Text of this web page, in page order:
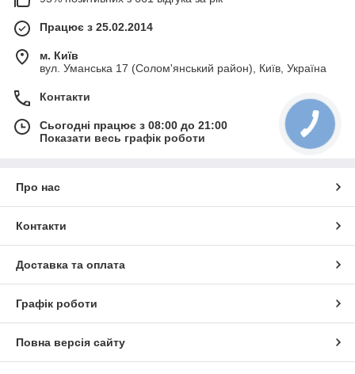
Працює з 25.02.2014
м. Київ
вул. Уманська 17 (Солом'янський район), Київ, Україна
Контакти
Сьогодні працює з 08:00 до 21:00
Показати весь графік роботи
Про нас
Контакти
Доставка та оплата
Графік роботи
Повна версія сайту